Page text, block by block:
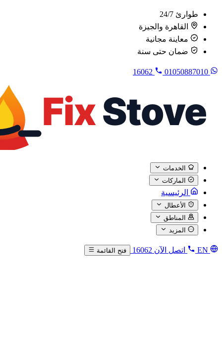
طوارئ 24/7
القاهرة والجيزة
معاينة مجانية
ضمان حتى سنة
01050887010
16062
الخدمات
الماركات
الرئيسية
الأعطال
المناطق
المزيد
EN اتصل الآن 16062 فتح القائمة